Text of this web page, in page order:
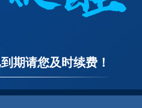
期请您及时续费！